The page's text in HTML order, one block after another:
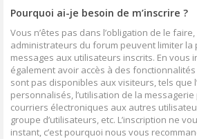
Pourquoi ai-je besoin de m’inscrire ?
Vous n’êtes pas dans l’obligation de le
administrateurs du forum peuvent limiter la
messages aux utilisateurs inscrits. En vous
également avoir accès à des
sont pas disponibles aux visiteurs, tels que
personnalisés, l’utilisation de la messagerie
courriers électroniques aux autres
groupe d’utilisateurs, etc. L’inscription ne
instant, c’est pourquoi nous vous